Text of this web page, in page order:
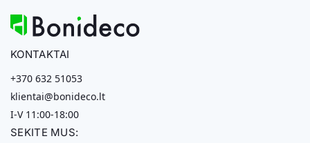
KONTAKTAI
+370 632 51053
klientai@bonideco.lt
I-V 11:00-18:00
SEKITE MUS: